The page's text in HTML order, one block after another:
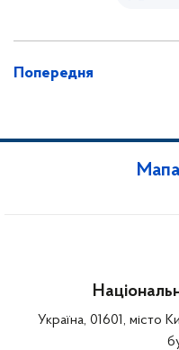
Попередня
Україна, 01601, місто